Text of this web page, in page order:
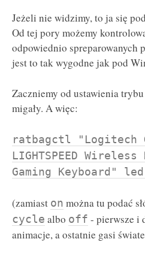
Jeżeli nie widzimy, to ja się
Od tej pory możemy
odpowiednio spreparowanych
jest to tak wygodne jak pod
Zaczniemy od ustawienia
migały. A więc:
ratbagctl "Logitech
LIGHTSPEED Wireless
Gaming Keyboard"
(zamiast on można tu podać
cycle albo off - pierwsze i
animacje, a ostatnie gasi